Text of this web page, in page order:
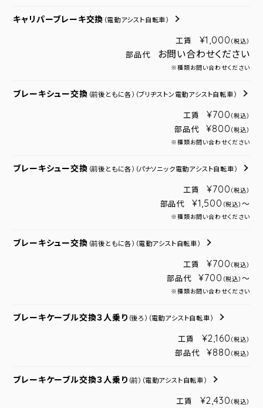
キャリパーブレーキ交換 （電動アシスト自転車）
工賃 ¥1,000 （税込）
部品代 お問い合わせください
※種類お問い合わせください
ブレーキシュー交換 （前後ともに各） （ブリヂストン電動アシスト自転車）
工賃 ¥700 （税込）
部品代 ¥800 （税込）
※種類お問い合わせください
ブレーキシュー交換 （前後ともに各） （パナソニック電動アシスト自転車）
工賃 ¥700 （税込）
部品代 ¥1,500 （税込） ～
※種類お問い合わせください
ブレーキシュー交換 （前後ともに各） （電動アシスト自転車）
工賃 ¥700 （税込）
部品代 ¥700 （税込） ～
※種類お問い合わせください
ブレーキケーブル交換３人乗り （後ろ） （電動アシスト自転車）
工賃 ¥2,160 （税込）
部品代 ¥880 （税込）
ブレーキケーブル交換３人乗り （前） （電動アシスト自転車）
工賃 ¥2,430 （税込）